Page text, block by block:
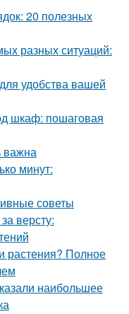
20 полезных
разных ситуаций:
удобства вашей
шкаф: пошаговая
важна
минут:
советы
версту:
растения? Полное
наибольшее